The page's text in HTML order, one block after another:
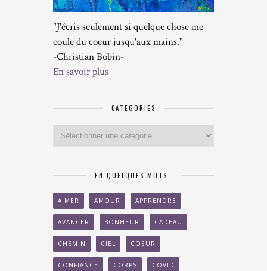
"J'écris seulement si quelque chose me
coule du coeur jusqu'aux mains."
-Christian Bobin-
En savoir plus
CATEGORIES
Categories
EN QUELQUES MOTS…
AIMER AMOUR APPRENDRE
AVANCER BONHEUR CADEAU
CHEMIN CIEL COEUR
CONFIANCE CORPS COVID